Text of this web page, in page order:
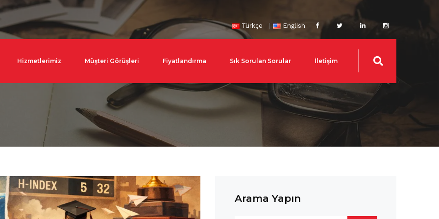
Türkçe English
Hizmetlerimiz Müşteri Görüşleri Fiyatlandırma Sık Sorulan Sorular İletişim
Arama Yapın